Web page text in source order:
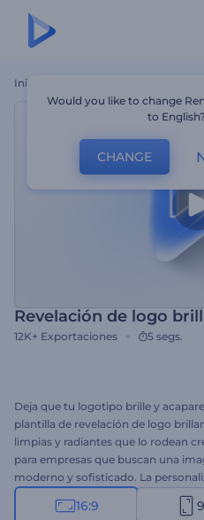
Inicio Revelación De
Revelación de logo
12K+ Exportaciones 5 segs.
Deja que tu logotipo brille y
plantilla de revelación de logo
limpias y radiantes que lo rodean
para empresas que buscan una
moderno y sofisticado. La
sube tu logotipo, añade tu eslogan
pista musical rítmica de fondo.
16:9
Would you like to change
to English?
CHANGE